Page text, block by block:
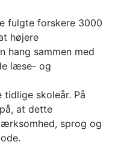
fulgte forskere 3000
højere
hang sammen med
læse- og
skoleår. På
at dette
sprog og